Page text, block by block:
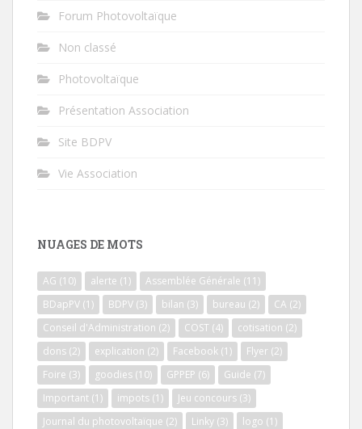
Forum Photovoltaïque
Non classé
Photovoltaïque
Présentation Association
Site BDPV
Vie Association
NUAGES DE MOTS
AG (10) alerte (1) Assemblée Générale (11)
BDapPV (1) BDPV (3) bilan (3) bureau (2) CA (2)
Conseil d'Administration (2) COST (4) cotisation (2)
dons (2) explication (2) Facebook (1) Flyer (2)
Foire (3) goodies (10) GPPEP (6) Guide (7)
Important (1) impots (1) Jeu concours (3)
Journal du photovoltaïque (2) Linky (3) logo (1)